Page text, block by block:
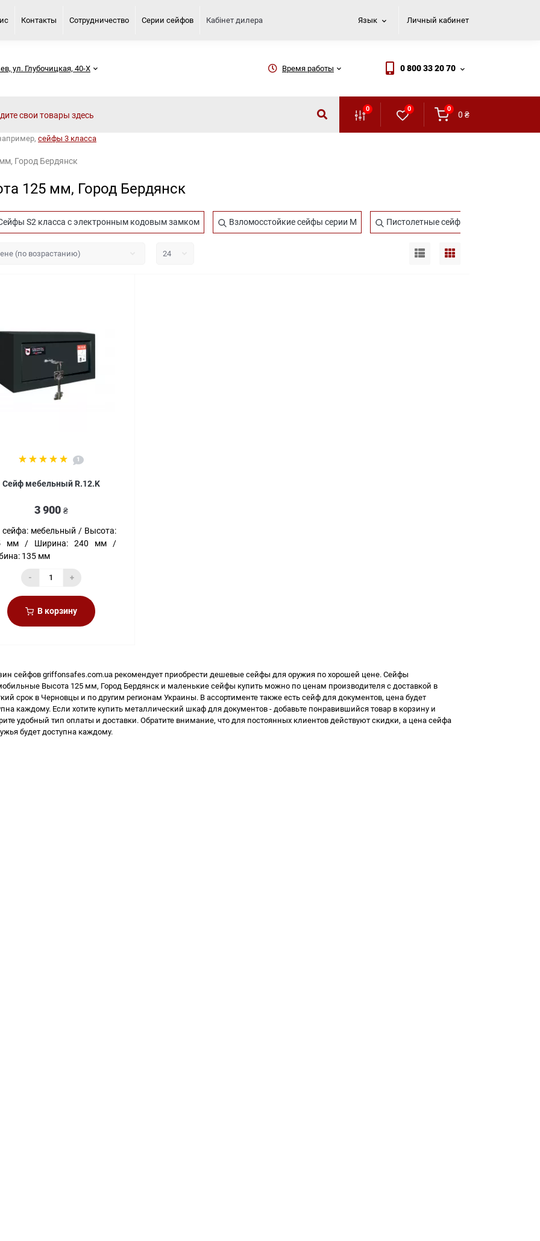
Контакты Сотрудничество Серии сейфов Кабінет дилера Язык Личный кабинет
ул. Глубочицкая, 40-Х Время работы 0 800 33 20 70
0 0 0
0 ₴
сейфы 3 класса
Город Бердянск
125 мм, Город Бердянск
S2 класса с электронным кодовым замком Взломосстойкие сейфы серии M Пистолетные сейфы серии R
1
Сейф мебельный R.12.K
3 900 ₴
сейфа: мебельный
Высота:
мм
Ширина:
240 мм
135 мм
- +
В корзину
сейфовgriffonsafes.com.ua рекомендует приобрести дешевые сейфы для оружияпо хорошей цене. Сейфы
Высота 125 мм, Город Бердянск и маленькие сейфы купитьможно по ценам производителя с доставкой в
срок в Черновцы и по другим регионам Украины. В ассортименте также есть сейф для документов, ценабудет
каждому. Если хотите купить металлический шкаф для документов- добавьте понравившийся товар в корзину и
удобный тип оплаты и доставки. Обратите внимание, что для постоянных клиентов действуют скидки, а цена сейфа
будет доступна каждому.